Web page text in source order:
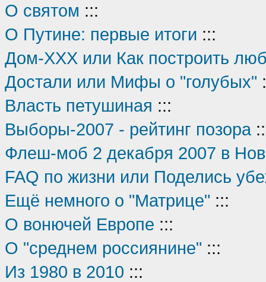
О святом :::
О Путине: первые итоги :::
Дом-XXX или Как построить
Достали или Мифы о "голубых"
Власть петушиная :::
Выборы-2007 - рейтинг позора
Флеш-моб 2 декабря 2007 в
FAQ по жизни или Поделись
Ещё немного о "Матрице" :::
О вонючей Европе :::
О "среднем россиянине" :::
Из 1980 в 2010 :::